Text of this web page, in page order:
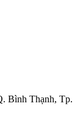
Bình Thạnh, Tp.